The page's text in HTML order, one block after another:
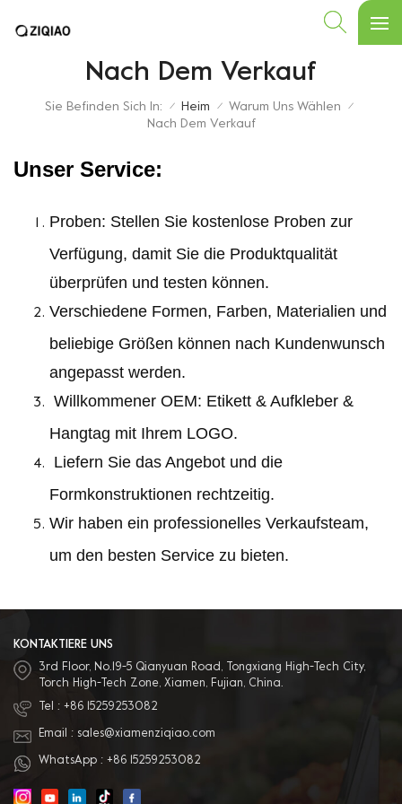
Nach Dem Verkauf
Sie Befinden Sich In: / Heim / Warum Uns Wählen /
Nach Dem Verkauf
Unser Service:
Proben: Stellen Sie kostenlose Proben zur
Verfügung, damit Sie die Produktqualität
überprüfen und testen können.
Verschiedene Formen, Farben, Materialien und
beliebige Größen können nach Kundenwunsch
angepasst werden.
Willkommener OEM: Etikett & Aufkleber &
Hangtag mit Ihrem LOGO.
Liefern Sie das Angebot und die
Formkonstruktionen rechtzeitig.
Wir haben ein professionelles Verkaufsteam,
um den besten Service zu bieten.
KONTAKTIERE UNS
3rd Floor, No.19-5 Qianyuan Road, Tongxiang High-Tech City,
Torch High-Tech Zone, Xiamen, Fujian, China.
Tel : +86 15259253082
Email : sales@xiamenziqiao.com
WhatsApp : +86 15259253082